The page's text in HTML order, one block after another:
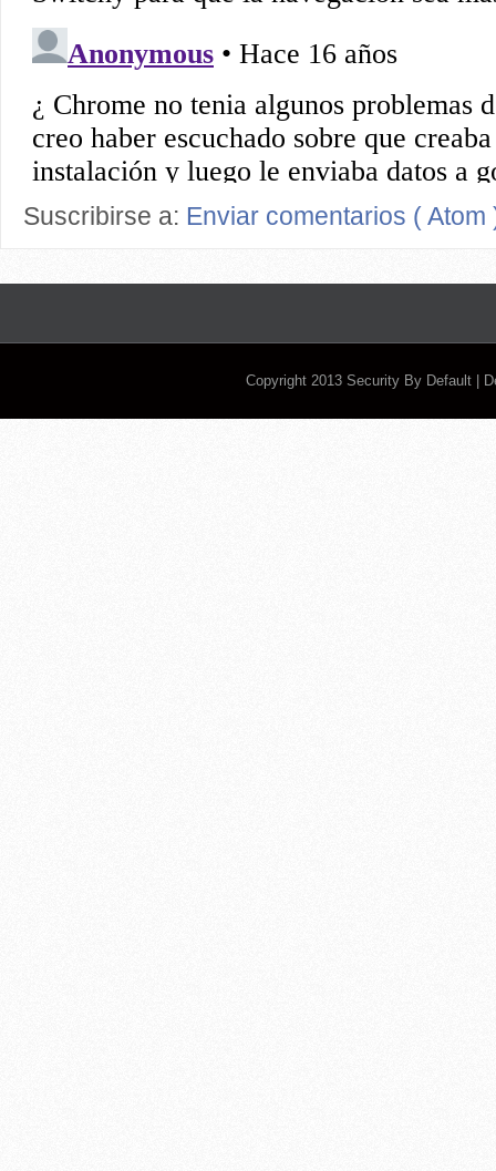
Suscribirse a: Enviar comentarios ( Atom
Copyright 2013 Security By Default |